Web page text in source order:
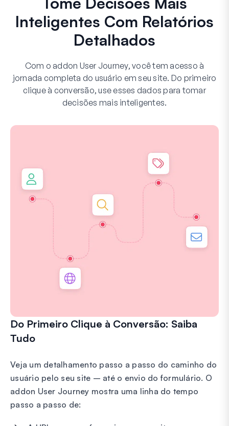
Inteligentes Com Relatórios
Detalhados
Com o addon User Journey, você tem acesso à
jornada completa do usuário em seu site. Do primeiro
clique à conversão, use esses dados para tomar
decisões mais inteligentes.
Do Primeiro Clique à Conversão: Saiba
Tudo
Veja um detalhamento passo a passo do caminho do
usuário pelo seu site – até o envio do formulário. O
addon User Journey mostra uma linha do tempo
passo a passo de: